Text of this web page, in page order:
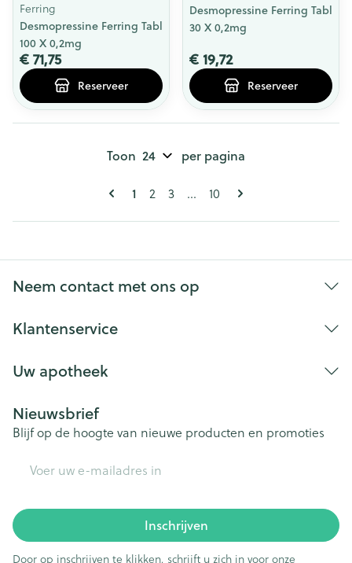
Ferring
Desmopressine Ferring Tabl
100 X 0,2mg
€ 71,75
Reserveer
Desmopressine Ferring Tabl
30 X 0,2mg
€ 19,72
Reserveer
Pagina's
U lees momenteel pagina
1 Pagina
2 Pagina
3 ... Pagina
10
Toon per pagina
Neem contact met ons op
Klantenservice
Uw apotheek
Nieuwsbrief
Blijf op de hoogte van nieuwe producten en promoties
Inschrijven
Door op inschrijven te klikken, schrijft u zich in voor onze